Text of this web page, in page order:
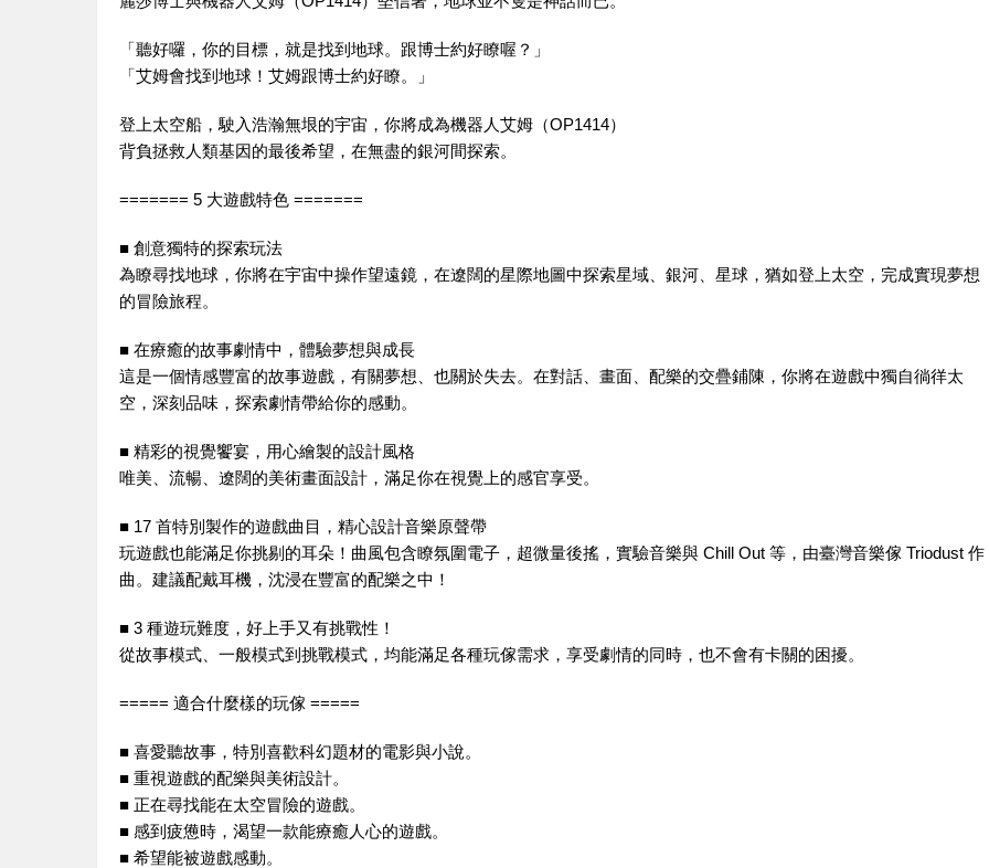
「聽好囉，你的目標，就是找到地球。跟博士約好瞭喔？」
「艾姆會找到地球！艾姆跟博士約好瞭。」
登上太空船，駛入浩瀚無垠的宇宙，你將成為機器人艾姆（OP1414）
背負拯救人類基因的最後希望，在無盡的銀河間探索。
======= 5 大遊戲特色 =======
■ 創意獨特的探索玩法
為瞭尋找地球，你將在宇宙中操作望遠鏡，在遼闊的星際地圖中探索星域、銀河、星球，猶如登上太空，完成實現夢想
的冒險旅程。
■ 在療癒的故事劇情中，體驗夢想與成長
這是一個情感豐富的故事遊戲，有關夢想、也關於失去。在對話、畫面、配樂的交疊鋪陳，你將在遊戲中獨自徜徉太
空，深刻品味，探索劇情帶給你的感動。
■ 精彩的視覺饗宴，用心繪製的設計風格
唯美、流暢、遼闊的美術畫面設計，滿足你在視覺上的感官享受。
■ 17 首特別製作的遊戲曲目，精心設計音樂原聲帶
玩遊戲也能滿足你挑剔的耳朵！曲風包含瞭氛圍電子，超微量後搖，實驗音樂與 Chill Out 等，由臺灣音樂傢 Triodust 作
曲。建議配戴耳機，沈浸在豐富的配樂之中！
■ 3 種遊玩難度，好上手又有挑戰性！
從故事模式、一般模式到挑戰模式，均能滿足各種玩傢需求，享受劇情的同時，也不會有卡關的困擾。
===== 適合什麼樣的玩傢 =====
■ 喜愛聽故事，特別喜歡科幻題材的電影與小說。
■ 重視遊戲的配樂與美術設計。
■ 正在尋找能在太空冒險的遊戲。
■ 感到疲憊時，渴望一款能療癒人心的遊戲。
■ 希望能被遊戲感動。